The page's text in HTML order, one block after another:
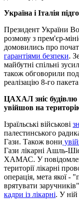
Україна і Італія
Президент України
розмову з прем'єр-
домовились про
гарантіями безпеки.
майбутні спільні
також обговорили
реалізацію 8-го
ЦАХАЛ зніс
увійшов на
Ізраїльські військові
палестинського
Гази. Також вони
Гази лікарні Ашль-
ХАМАС. У
території лікарні
операція, мета якої
врятувати
кадри із лікарні. У